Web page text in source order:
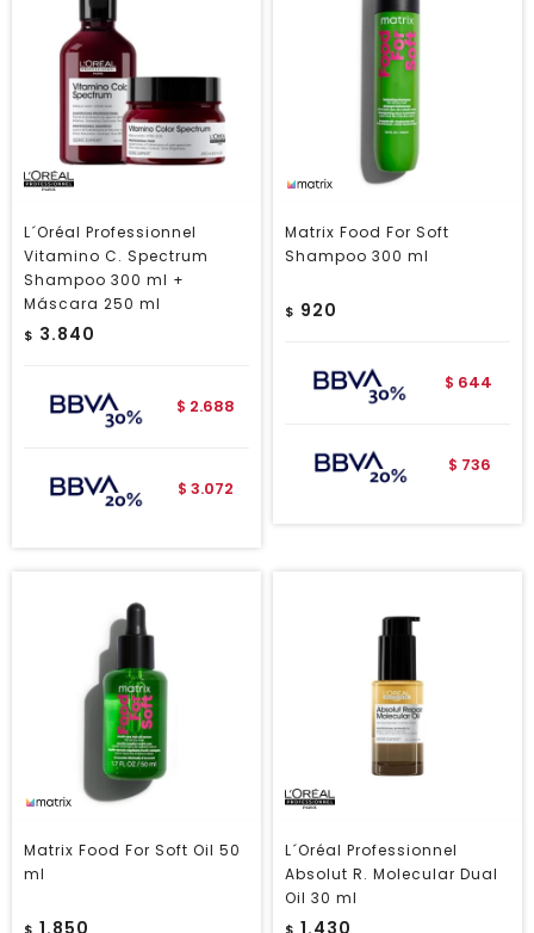
L´Oréal Professionnel
Vitamino C. Spectrum
Shampoo 300 ml +
Máscara 250 ml
$ 3.840
$ 2.688
$ 3.072
Matrix Food For Soft
Shampoo 300 ml
$ 920
$ 644
$ 736
Matrix Food For Soft Oil 50
ml
1.850
L´Oréal Professionnel
Absolut R. Molecular Dual
Oil 30 ml
1.430